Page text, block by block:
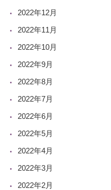
2022年12月
2022年11月
2022年10月
2022年9月
2022年8月
2022年7月
2022年6月
2022年5月
2022年4月
2022年3月
2022年2月